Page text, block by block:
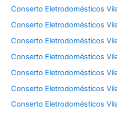
Conserto Eletrodomésticos
Conserto Eletrodomésticos
Conserto Eletrodomésticos
Conserto Eletrodomésticos
Conserto Eletrodomésticos
Conserto Eletrodomésticos
Conserto Eletrodomésticos